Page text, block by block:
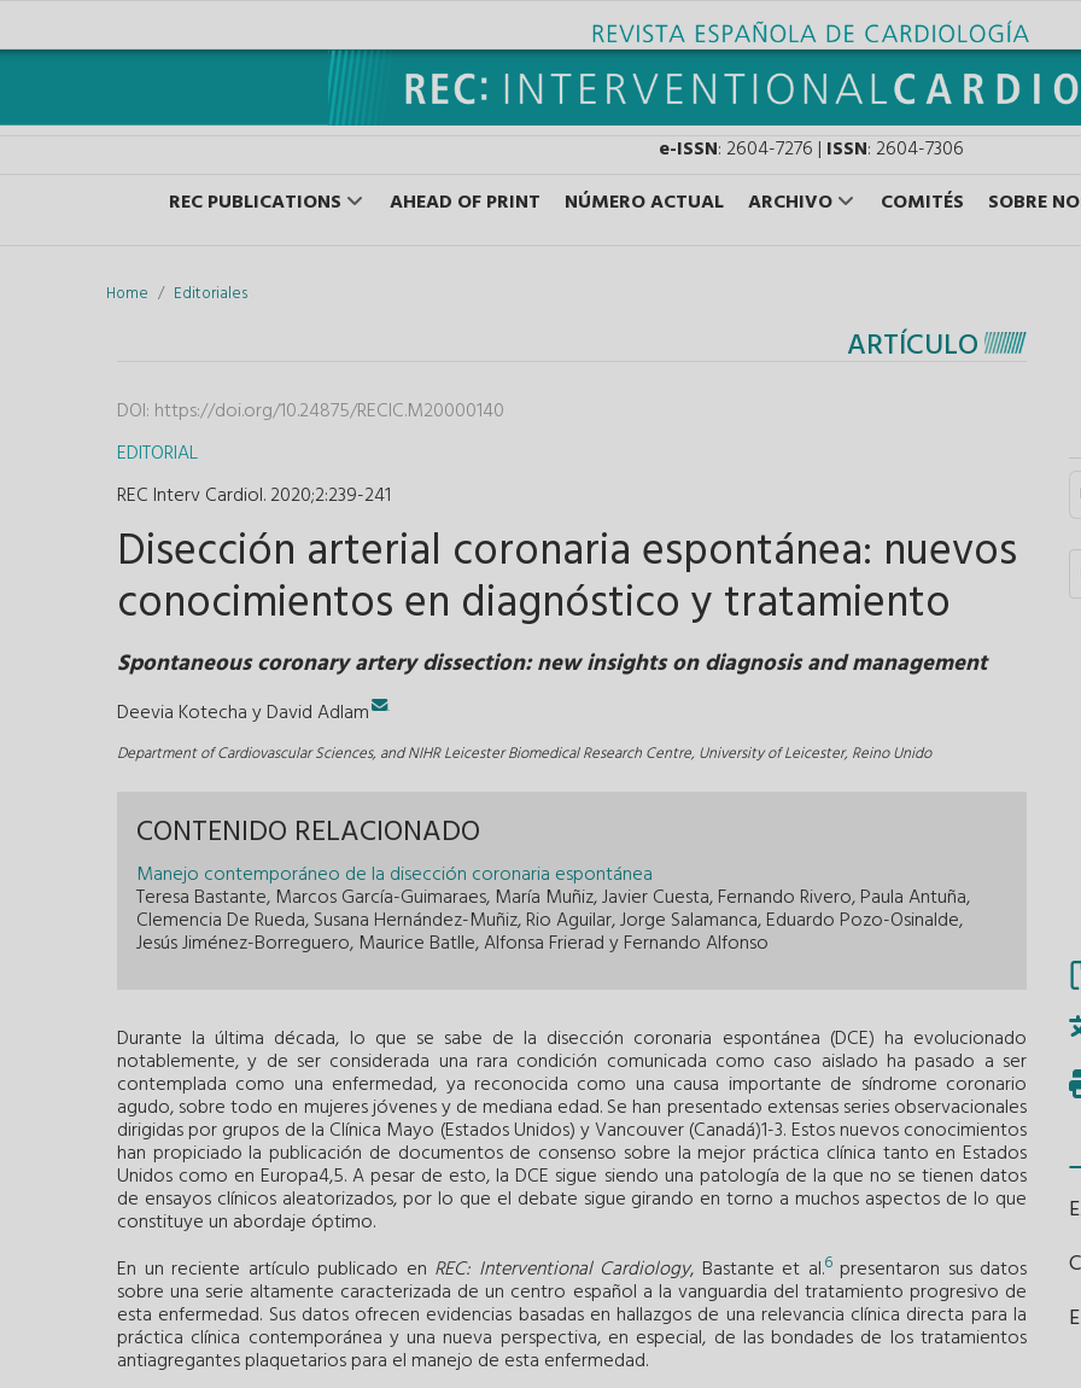
e-ISSN: 2604-7276 | ISSN: 2604-7306
REC PUBLICATIONS
AHEAD OF PRINT NÚMERO ACTUAL ARCHIVO COMITÉS SOBRE
Home Editoriales
ARTÍCULO
DOI: https://doi.org/10.24875/RECIC.M20000140
EDITORIAL
REC Interv Cardiol. 2020;2:239-241
Disección arterial coronaria espontánea: nuevos
conocimientos en diagnóstico y tratamiento
Spontaneous coronary artery dissection: new insights on diagnosis and management
Deevia KotechayDavid Adlam
.
Department of Cardiovascular Sciences, and NIHR Leicester Biomedical Research Centre, University of Leicester, Reino Unido
CONTENIDO RELACIONADO
Manejo contemporáneo de la disección coronaria espontánea
Teresa Bastante, Marcos García-Guimaraes, María Muñiz, Javier Cuesta, Fernando Rivero, Paula Antuña,
Clemencia De Rueda, Susana Hernández-Muñiz, Rio Aguilar, Jorge Salamanca, Eduardo Pozo-Osinalde,
Jesús Jiménez-Borreguero, Maurice Batlle, Alfonsa Frierad y Fernando Alfonso
Durante la última década, lo que se sabe de la disección coronaria espontánea (DCE) ha evolucionado
notablemente, y de ser considerada una rara condición comunicada como caso aislado ha pasado a ser
contemplada como una enfermedad, ya reconocida como una causa importante de síndrome coronario
agudo, sobre todo en mujeres jóvenes y de mediana edad. Se han presentado extensas series observacionales
dirigidas por grupos de la Clínica Mayo (Estados Unidos) y Vancouver (Canadá)1-3. Estos nuevos conocimientos
han propiciado la publicación de documentos de consenso sobre la mejor práctica clínica tanto en Estados
Unidos como en Europa4,5. A pesar de esto, la DCE sigue siendo una patología de la que no se tienen datos
de ensayos clínicos aleatorizados, por lo que el debate sigue girando en torno a muchos aspectos de lo que
constituye un abordaje óptimo.
En un reciente artículo publicado en REC: Interventional Cardiology, Bastante et al.6presentaron sus datos
sobre una serie altamente caracterizada de un centro español a la vanguardia del tratamiento progresivo de
esta enfermedad. Sus datos ofrecen evidencias basadas en hallazgos de una relevancia clínica directa para la
práctica clínica contemporánea y una nueva perspectiva, en especial, de las bondades de los tratamientos
antiagregantes plaquetarios para el manejo de esta enfermedad.